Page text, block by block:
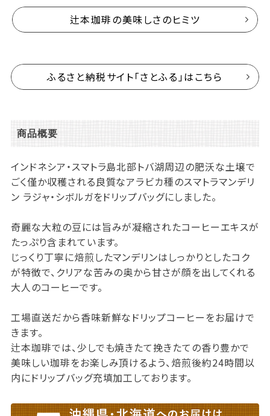
辻本珈琲の美味しさのヒミツ
ふるさと納税サイト「さとふる」はこちら
商品概要
インドネシア・スマトラ島北部トバ湖周辺の肥沃な土壌で
ごく僅か収穫される良質なアラビカ種のスマトラマンデリ
ン ラジャ・シボルガをドリップバッグにしました。
奇麗な大粒の豆には旨みが凝縮されたコーヒーエキスが
たっぷり含まれています。
じっくり丁寧に焙煎したマンデリンはしっかりとしたコク
が特徴で、クリアな苦みの奥から甘さが顔を出してくれる
大人のコーヒーです。
工場直送だから香味新鮮なドリップコーヒーをお届けで
きます。
辻本珈琲では、少しでも焼きたて挽きたての香り豊かで
美味しい珈琲をお楽しみ頂けるよう、焙煎後約24時間以
内にドリップバッグ充填加工しております。